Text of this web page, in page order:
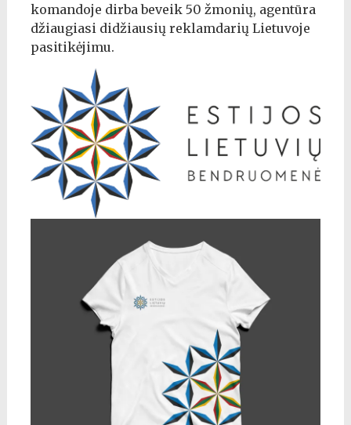
komandoje dirba beveik 50 žmonių, agentūra
džiaugiasi didžiausių reklamdarių Lietuvoje
pasitikėjimu.